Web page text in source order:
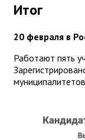
Итог
20 февраля в
Работают пять